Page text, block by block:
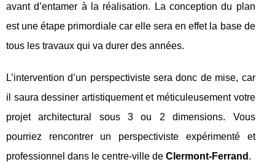
avant d’entamer à la réalisation. La conception du plan
est une étape primordiale car elle sera en effet la base de
tous les travaux qui va durer des années.
L’intervention d’un perspectiviste sera donc de mise, car
il saura dessiner artistiquement et méticuleusement votre
projet architectural sous 3 ou 2 dimensions. Vous
pourriez rencontrer un perspectiviste expérimenté et
professionnel dans le centre-ville de Clermont-Ferrand .